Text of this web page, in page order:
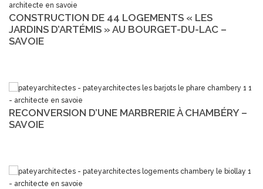
CONSTRUCTION DE 44 LOGEMENTS « LES
JARDINS D’ARTÉMIS » AU BOURGET-DU-LAC –
SAVOIE
RECONVERSION D’UNE MARBRERIE À CHAMBÉRY –
SAVOIE